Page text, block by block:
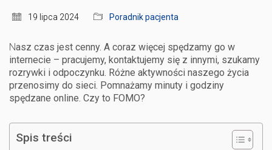
19 lipca 2024 Poradnik pacjenta
Nasz czas jest cenny. A coraz więcej spędzamy go w
internecie – pracujemy, kontaktujemy się z innymi, szukamy
rozrywki i odpoczynku. Różne aktywności naszego życia
przenosimy do sieci. Pomnażamy minuty i godziny
spędzane online. Czy to FOMO?
Spis treści